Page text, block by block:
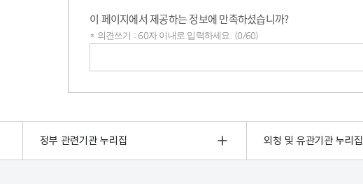
이 페이지에서 제공하는 정보에 만족하셨습니까?
* 의견쓰기 : 60자 이내로 입력하세요. (0/60)
정부 관련기관 누리집 외청 및 유관기관 누리집